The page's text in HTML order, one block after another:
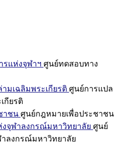
รแห่งจุฬาฯ ศูนย์ทดสอบทาง
มเฉลิมพระเกียรติ ศูนย์การแปล
กียรติ
าชน ศูนย์กฎหมายเพื่อประชาชน
จุฬาลงกรณ์มหาวิทยาลัย ศูนย์
ลงกรณ์มหาวิทยาลัย